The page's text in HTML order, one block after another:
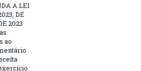
A LEI
DE
2023
ao